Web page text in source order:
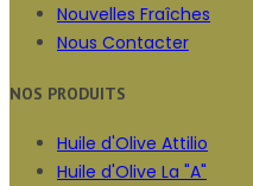
Nouvelles Fraîches
Nous Contacter
NOS PRODUITS
Huile d'Olive Attilio
Huile d'Olive La "A"